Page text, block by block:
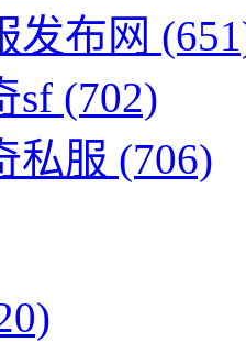
发布网
sf (702)
私服 (706)